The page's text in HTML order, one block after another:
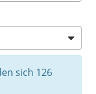
sich 126